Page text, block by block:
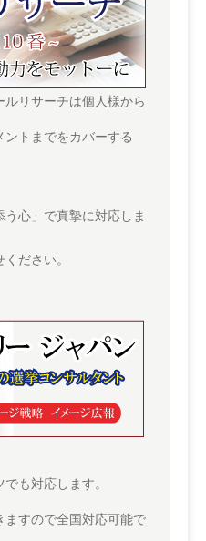
リサーチは個人様から
トまでをカバーする
心」で真摯に対応しま
ださい。
も対応します。
ますので全国対応可能で